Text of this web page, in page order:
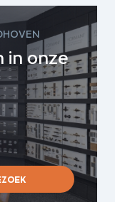
in onze